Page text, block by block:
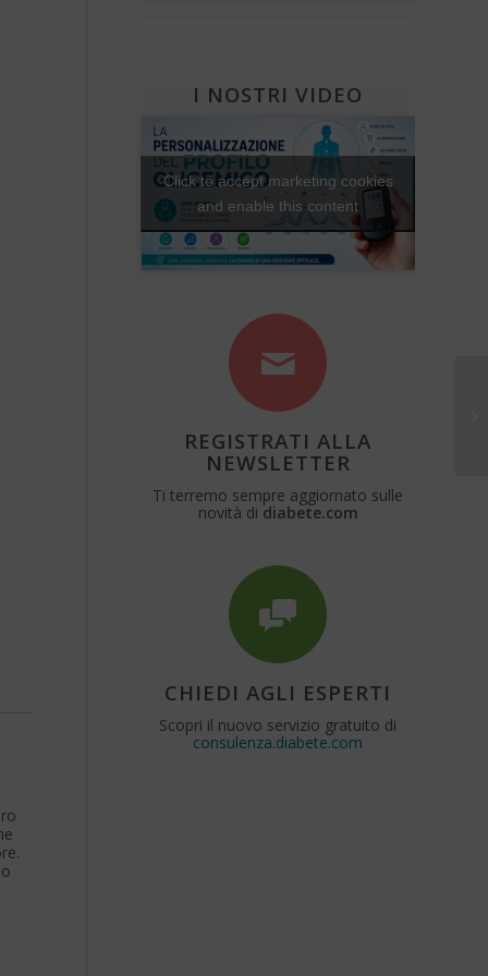
I NOSTRI VIDEO
Click to accept marketing cookies
and enable this content
REGISTRATI ALLA
NEWSLETTER
Ti terremo sempre aggiornato sulle
novità di diabete.com
CHIEDI AGLI ESPERTI
Scopri il nuovo servizio gratuito di
consulenza.diabete.com